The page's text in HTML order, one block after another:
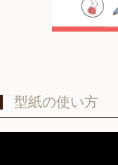
型紙の使い方